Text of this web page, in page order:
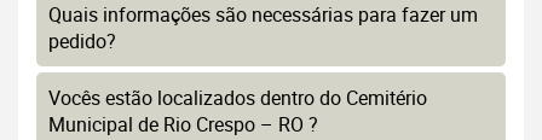
Quais informações são necessárias para fazer um
pedido?
Vocês estão localizados dentro do Cemitério
Municipal de Rio Crespo – RO ?